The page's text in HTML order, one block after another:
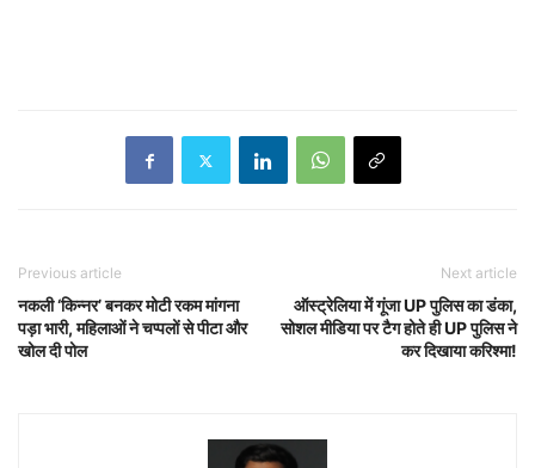
Previous article
नकली ‘किन्नर’ बनकर मोटी रकम मांगना
पड़ा भारी, महिलाओं ने चप्पलों से पीटा और
खोल दी पोल
Next article
ऑस्ट्रेलिया में गूंजा UP पुलिस का डंका,
सोशल मीडिया पर टैग होते ही UP पुलिस ने
कर दिखाया करिश्मा!